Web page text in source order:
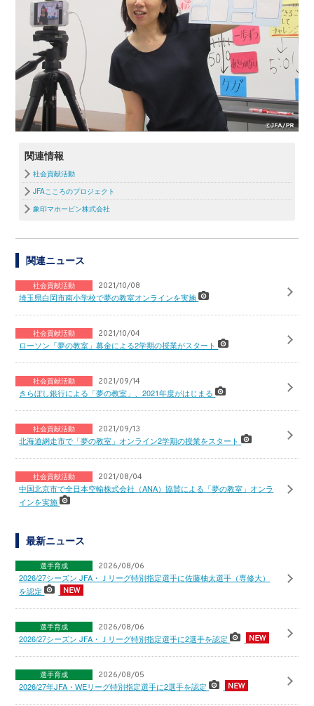
関連情報
社会貢献活動
JFAこころのプロジェクト
象印マホービン株式会社
関連ニュース
社会貢献活動 2021/10/08
埼玉県白岡市南小学校で夢の教室オンラインを実施
社会貢献活動 2021/10/04
ローソン「夢の教室」募金による2学期の授業がスタート
社会貢献活動 2021/09/14
きらぼし銀行による「夢の教室」、2021年度がはじまる
社会貢献活動 2021/09/13
北海道網走市で「夢の教室」オンライン2学期の授業をスタート
社会貢献活動 2021/08/04
中国北京市で全日本空輸株式会社（ANA）協賛による「夢の教室」オンラ
インを実施
最新ニュース
選手育成 2026/08/06
2026/27シーズン JFA・Ｊリーグ特別指定選手に佐藤柚太選手（専修大）
を認定
選手育成 2026/08/06
2026/27シーズン JFA・Ｊリーグ特別指定選手に2選手を認定
選手育成 2026/08/05
2026/27年JFA・WEリーグ特別指定選手に2選手を認定